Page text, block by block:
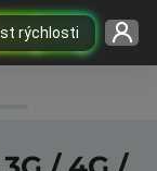
rýchlosti